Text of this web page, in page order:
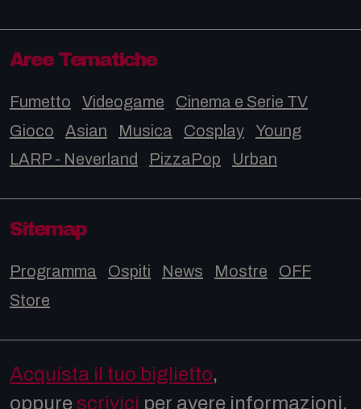
Aree Tematiche
Fumetto Videogame
Cinema e Serie TV
Gioco
Asian Musica Cosplay
Young
LARP - Neverland
PizzaPop Urban
Sitemap
Programma Ospiti News Mostre
OFF
Store
Acquista il tuo biglietto,
oppure scrivici per avere informazioni.